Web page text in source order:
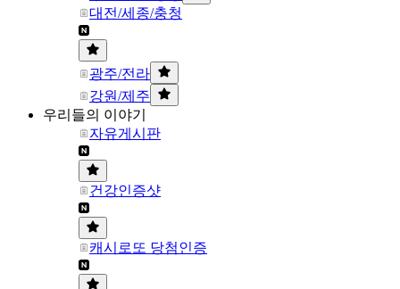
대전/세종/충청
광주/전라
강원/제주
우리들의 이야기
자유게시판
건강인증샷
캐시로또 당첨인증